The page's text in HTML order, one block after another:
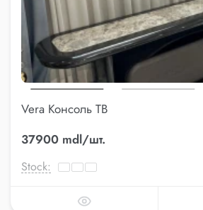
Vera Консоль ТВ
37900 mdl/шт.
Stock: